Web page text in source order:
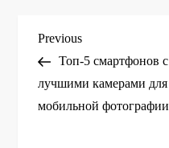
Н
а
Previous
Post
Previous
Топ-5 смартфонов с
лучшими камерами для
мобильной фотографии